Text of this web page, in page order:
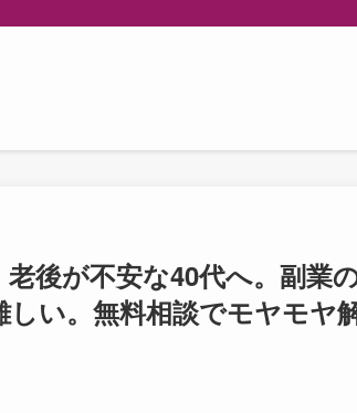
老後が不安な40代へ。副業
い。無料相談でモヤモヤ